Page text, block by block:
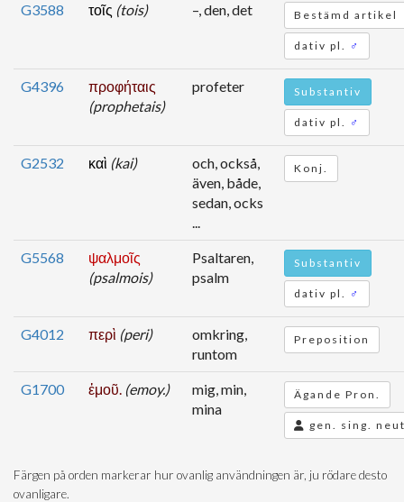
G3588 τοῖς (tois) –, den, det Bestämd artikel
dativ pl. ♂
G4396
προφήταις
(prophetais)
profeter Substantiv
dativ pl. ♂
G2532 καὶ (kai)
och, också,
även, både,
sedan, ocks
...
Konj.
G5568
ψαλμοῖς
(psalmois)
Psaltaren,
psalm
Substantiv
dativ pl. ♂
G4012 περὶ (peri)
omkring,
runtom
Preposition
G1700 ἐμοῦ. (emoy.)
mig, min,
mina
Ägande Pron.
gen. sing.
Färgen på orden markerar hur ovanlig användningen är, ju rödare desto
ovanligare.